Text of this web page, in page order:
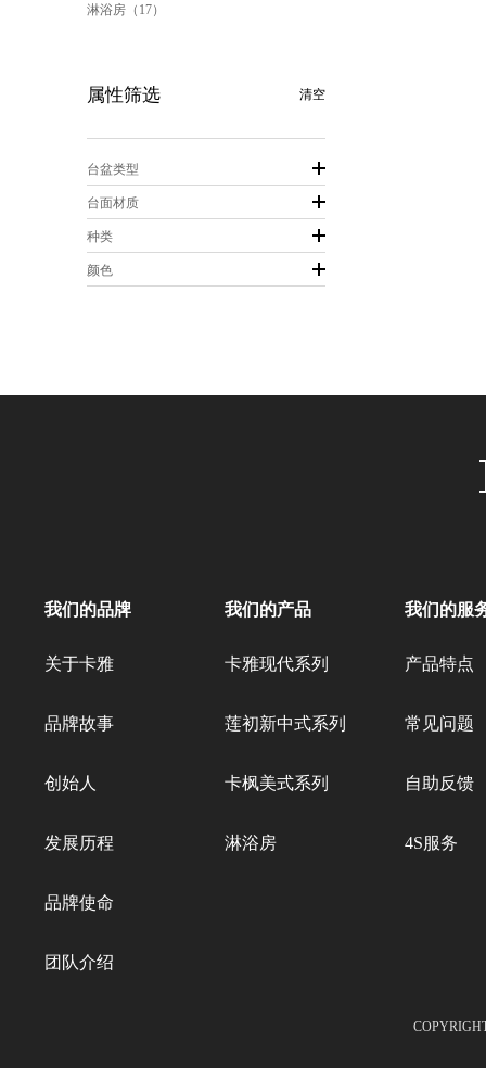
淋浴房（17）
属性筛选 清空
台盆类型
台面材质
种类
颜色
我们的品牌
关于卡雅
品牌故事
创始人
发展历程
品牌使命
团队介绍
我们的产品
卡雅现代系列
莲初新中式系列
卡枫美式系列
淋浴房
我们的服
产品特点
常见问题
自助反馈
4S服务